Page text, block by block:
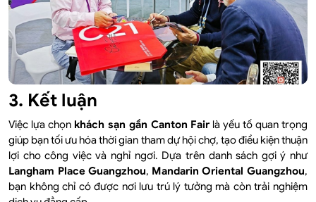
3. Kết luận
Việc lựa chọn khách sạn gần Canton Fair là yếu tố quan trọng
giúp bạn tối ưu hóa thời gian tham dự hội chợ, tạo điều kiện thuận
lợi cho công việc và nghỉ ngơi. Dựa trên danh sách gợi ý như
Langham Place Guangzhou, Mandarin Oriental Guangzhou,
bạn không chỉ có được nơi lưu trú lý tưởng mà còn trải nghiệm